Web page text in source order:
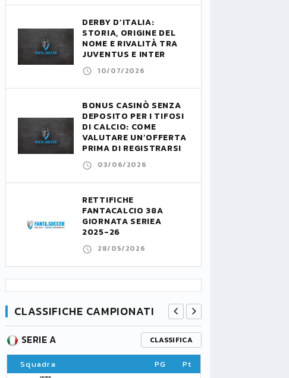
DERBY D’ITALIA:
STORIA, ORIGINE DEL
NOME E RIVALITÀ TRA
JUVENTUS E INTER
10/07/2026
BONUS CASINÒ SENZA
DEPOSITO PER I TIFOSI
DI CALCIO: COME
VALUTARE UN’OFFERTA
PRIMA DI REGISTRARSI
03/06/2026
RETTIFICHE
FANTACALCIO 38A
GIORNATA SERIEA
2025-26
28/05/2026
CLASSIFICHE CAMPIONATI
SERIE A CLASSIFICA
Squadra PG Pt